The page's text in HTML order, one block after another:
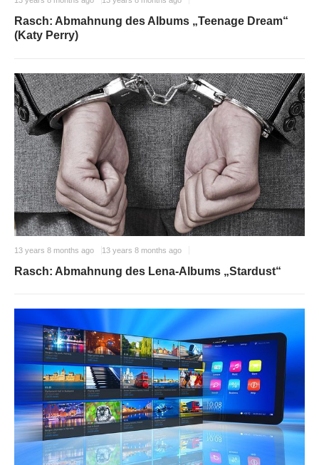
Rasch: Abmahnung des Albums „Teenage Dream“
(Katy Perry)
13 years 8 months ago 13 years 8 months ago
Rasch: Abmahnung des Lena-Albums „Stardust“